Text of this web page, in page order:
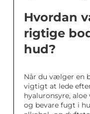
Hvordan
rigtige
hud?
Når du vælger en
vigtigt at lede
hyaluronsyre,
og bevare fugt i